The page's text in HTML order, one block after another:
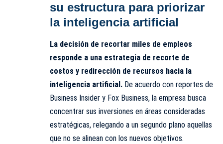
su estructura para priorizar
la inteligencia artificial
La decisión de recortar miles de empleos
responde a una estrategia de recorte de
costos y redirección de recursos hacia la
inteligencia artificial. De acuerdo con reportes de
Business Insider y Fox Business, la empresa busca
concentrar sus inversiones en áreas consideradas
estratégicas, relegando a un segundo plano aquellas
que no se alinean con los nuevos objetivos.